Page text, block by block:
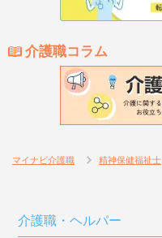
介護職コラム
マイナビ介護職 精神保健福祉士
介護職・ヘルパー